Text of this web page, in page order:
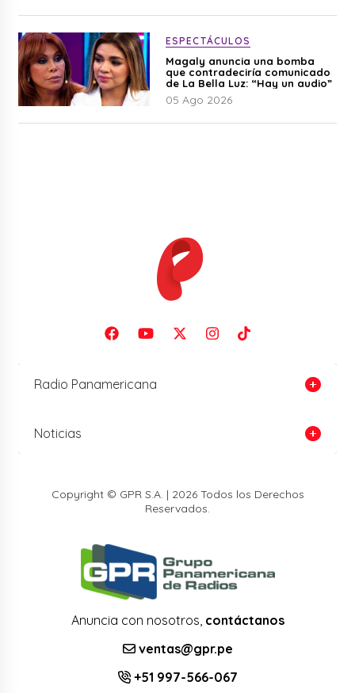
ESPECTÁCULOS
Magaly anuncia una bomba
que contradeciría comunicado
de La Bella Luz: “Hay un audio”
05 Ago 2026
Radio Panamericana
Noticias
Copyright © GPR S.A. | 2026 Todos los Derechos
Reservados.
Anuncia con nosotros, contáctanos
ventas@gpr.pe
+51 997-566-067